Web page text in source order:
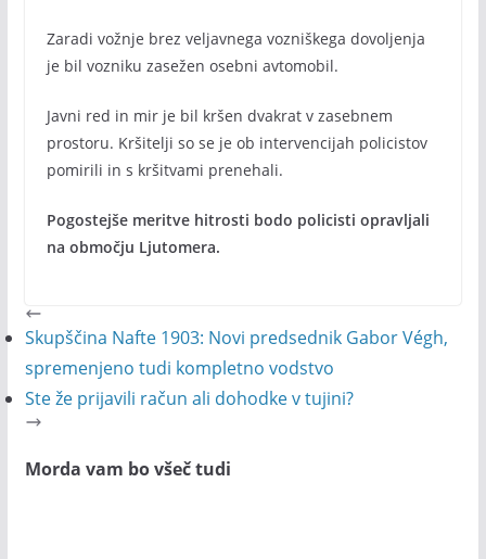
Zaradi vožnje brez veljavnega vozniškega dovoljenja
je bil vozniku zasežen osebni avtomobil.
Javni red in mir je bil kršen dvakrat v zasebnem
prostoru. Kršitelji so se je ob intervencijah policistov
pomirili in s kršitvami prenehali.
Pogostejše meritve hitrosti bodo policisti opravljali
na območju Ljutomera.
Skupščina Nafte 1903: Novi predsednik Gabor Végh,
spremenjeno tudi kompletno vodstvo
Ste že prijavili račun ali dohodke v tujini?
Morda vam bo všeč tudi